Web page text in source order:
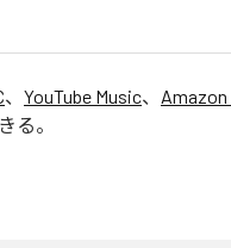
、 YouTube Music、
る。